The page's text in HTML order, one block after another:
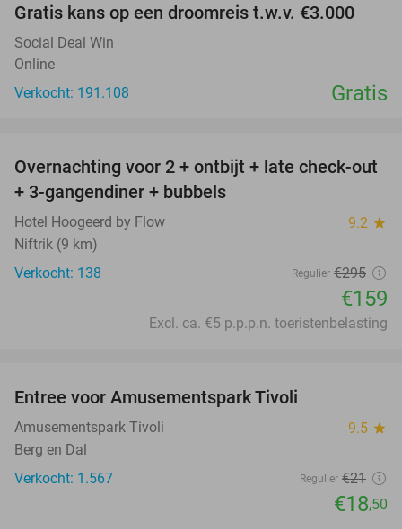
Gratis kans op een droomreis t.w.v. €3.000
Social Deal Win
Online
Verkocht: 191.108
Gratis
46%
Overnachting voor 2 + ontbijt + late check-out
+ 3-gangendiner + bubbels
Hotel Hoogeerd by Flow 9.2 star
Niftrik (9 km)
Verkocht: 138
Regulier €295
€159
Excl. ca. €5 p.p.p.n. toeristenbelasting
Entree voor Amusementspark Tivoli
Amusementspark Tivoli 9.5 star
Berg en Dal
Verkocht: 1.567
Regulier €21
€18,50